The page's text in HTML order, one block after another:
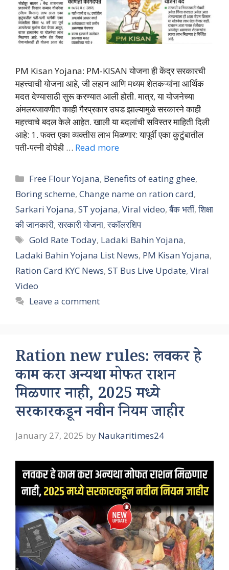
PM Kisan Yojana: PM-KISAN योजना ही केंद्र सरकारची
महत्त्वाची योजना आहे, जी लहान आणि मध्यम शेतकऱ्यांना आर्थिक
मदत देण्यासाठी सुरू करण्यात आली होती. मात्र, या योजनेच्या
अंमलबजावणीत काही गैरप्रकार उघड झाल्यामुळे सरकारने काही
महत्त्वाचे बदल केले आहेत. खाली या बदलांची सविस्तर माहिती दिली
आहे: 1. फक्त एका व्यक्तीस लाभ मिळणार: यापूर्वी एका कुटुंबातील
पती-पत्नी दोघेही … Read more
Categories
Free Flour Yojana, Benefits of eating ghee,
Boring scheme, Change name on ration card,
Sarkari Yojana, ST yojana, Viral video,बैंक भर्ती,शिक्षा
की जानकारी,सरकारी योजना,स्कॉलरशिप
Tags
Gold Rate Today, Ladaki Bahin Yojana,
Ladaki Bahin Yojana List News, PM Kisan Yojana,
Ration Card KYC News, ST Bus Live Update, Viral
Video
Leave a comment
Ration new rules: लवकर हे
काम करा अन्यथा मोफत राशन
मिळणार नाही, 2025 मध्ये
सरकारकडून नवीन नियम जाहीर
January 27, 2025 by Naukaritimes24